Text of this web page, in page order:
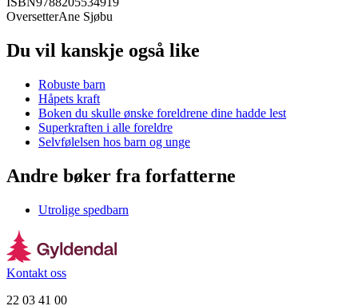
OversetterAne Sjøbu
Du vil kanskje også like
Robuste barn
Håpets kraft
Boken du skulle ønske foreldrene dine hadde lest
Superkraften i alle foreldre
Selvfølelsen hos barn og unge
Andre bøker fra forfatterne
Utrolige spedbarn
Kontakt oss
22 03 41 00